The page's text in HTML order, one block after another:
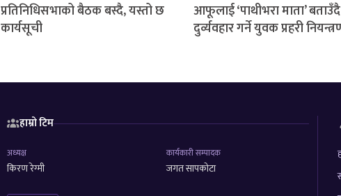
प्रतिनिधिसभाको बैठक बस्दै, यस्तो छ
कार्यसूची
आफूलाई ‘पाथीभरा माता’ बताउँदै
दुर्व्यवहार गर्ने युवक प्रहरी
हाम्रो टिम
अध्यक्ष
किरण रेग्मी
कार्यकारी सम्पादक
जगत सापकोटा